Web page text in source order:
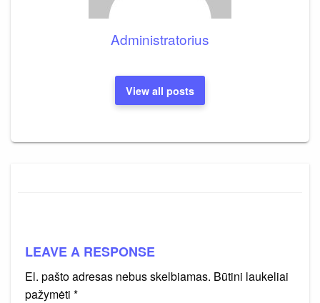
Administratorius
View all posts
LEAVE A RESPONSE
El. pašto adresas nebus skelbiamas. Būtini laukeliai
pažymėti *